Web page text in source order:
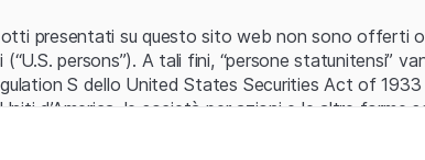
presentati su questo sito web non sono offerti
persons”). A tali fini, “persone statunitensi”
S dello United States Securities Act of 1933
d’America, le società per azioni e le altre forme